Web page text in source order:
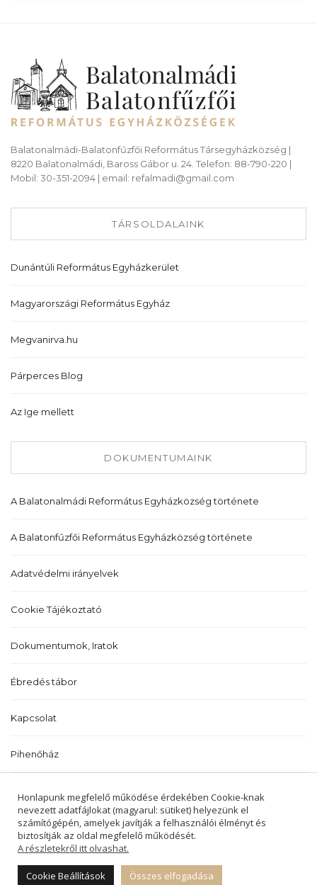
Balatonalmádi-Balatonfűzfői Református Társegyházközség |
8220 Balatonalmádi, Baross Gábor u. 24. Telefon: 88-790-220 |
Mobil: 30-351-2094 | email: refalmadi@gmail.com
TÁRSOLDALAINK
Dunántúli Református Egyházkerület
Magyarországi Református Egyház
Megvanirva.hu
Párperces Blog
Az Ige mellett
DOKUMENTUMAINK
A Balatonalmádi Református Egyházközség története
A Balatonfűzfői Református Egyházközség története
Adatvédelmi irányelvek
Cookie Tájékoztató
Dokumentumok, Iratok
Ébredés tábor
Kapcsolat
Pihenőház
2022 © BALATONALMÁDI ÉS BALATONFŰZFŐI
REFORMÁTUS EGYHÁZKÖZSÉGEK -
MINDEN JOG FENNTARTVA.
Honlapunk megfelelő működése érdekében Cookie-knak
nevezett adatfájlokat (magyarul: sütiket) helyezünk el
számítógépén, amelyek javítják a felhasználói élményt és
biztosítják az oldal megfelelő működését.
A részletekről itt olvashat.
Cookie Beállítások Összes elfogadása